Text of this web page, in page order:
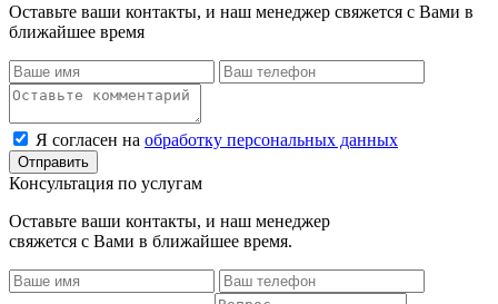
Оставьте ваши контакты, и наш менеджер свяжется с Вами в
ближайшее время
Я согласен на обработку персональных данных
Консультация по услугам
Оставьте ваши контакты, и наш менеджер
свяжется с Вами в ближайшее время.